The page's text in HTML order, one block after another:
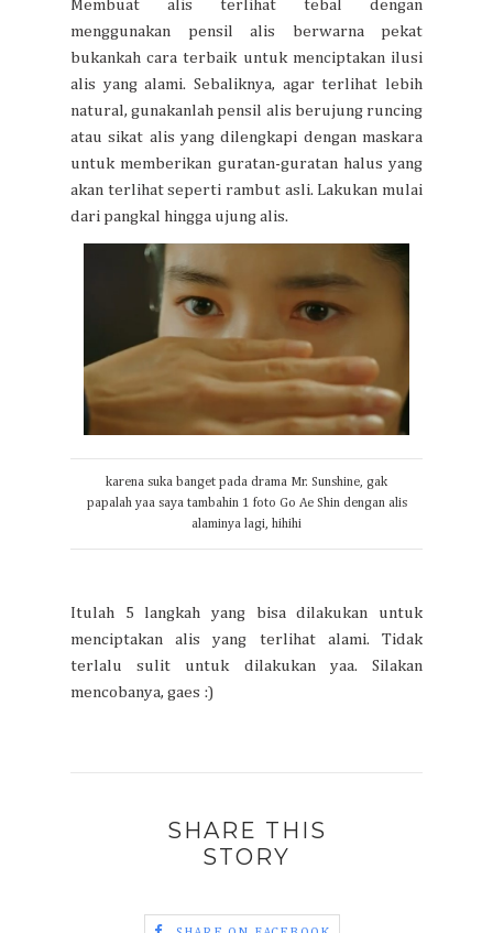
Membuat alis terlihat tebal dengan
menggunakan pensil alis berwarna pekat
bukankah cara terbaik untuk menciptakan ilusi
alis yang alami. Sebaliknya, agar terlihat lebih
natural, gunakanlah pensil alis berujung runcing
atau sikat alis yang dilengkapi dengan maskara
untuk memberikan guratan-guratan halus yang
akan terlihat seperti rambut asli. Lakukan mulai
dari pangkal hingga ujung alis.
karena suka banget pada drama Mr. Sunshine, gak
papalah yaa saya tambahin 1 foto Go Ae Shin dengan alis
alaminya lagi, hihihi
Itulah 5 langkah yang bisa dilakukan untuk
menciptakan alis yang terlihat alami. Tidak
terlalu sulit untuk dilakukan yaa. Silakan
mencobanya, gaes :)
SHARE THIS
STORY